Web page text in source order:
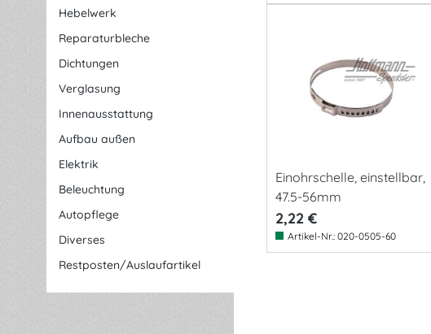
Hebelwerk
Reparaturbleche
Dichtungen
Verglasung
Innenausstattung
Aufbau außen
Elektrik
Beleuchtung
Autopflege
Diverses
Restposten/Auslaufartikel
Einohrschelle, einstellbar,
47.5-56mm
2,22 €
Artikel-Nr.: 020-0505-60